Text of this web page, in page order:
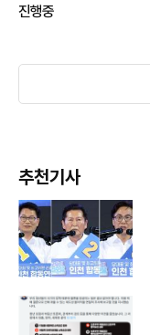
진행중
추천기사